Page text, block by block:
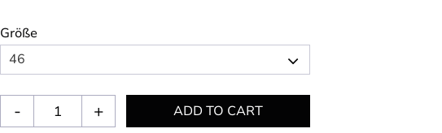
Größe
+
-